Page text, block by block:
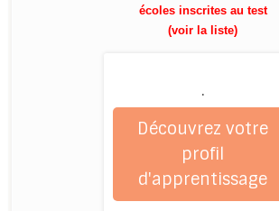
écoles inscrites au test
(voir la liste)
.
Découvrez votre
profil
d'apprentissage